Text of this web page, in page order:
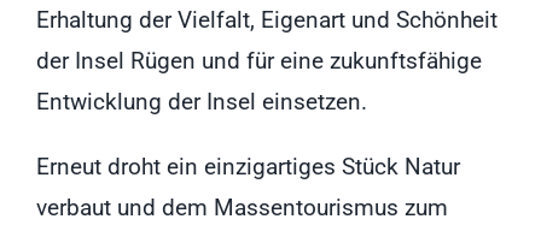
Erhaltung der Vielfalt, Eigenart und Schönheit
der Insel Rügen und für eine zukunftsfähige
Entwicklung der Insel einsetzen.
Erneut droht ein einzigartiges Stück Natur
verbaut und dem Massentourismus zum